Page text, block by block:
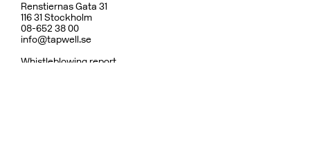
Renstiernas Gata 31
116 31 Stockholm
08-652 38 00
info@tapwell.se
Whistleblowing report